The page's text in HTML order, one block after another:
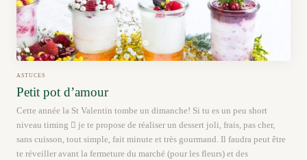
ASTUCES
Petit pot d’amour
Cette année la St Valentin tombe un dimanche! Si tu es un peu short
niveau timing  je te propose de réaliser un dessert joli, frais, pas cher,
sans cuisson, tout simple, fait minute et très gourmand. Il faudra peut être
te réveiller avant la fermeture du marché (pour les fleurs) et des